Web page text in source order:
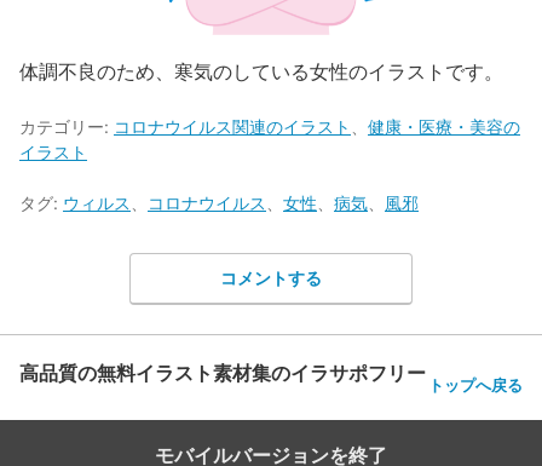
体調不良のため、寒気のしている女性のイラストです。
カテゴリー: コロナウイルス関連のイラスト
健康・医療・美容の
イラスト
タグ: ウィルス コロナウイルス 女性 病気 風邪
コメントする
高品質の無料イラスト素材集のイラサポフリー トップへ戻る
モバイルバージョンを終了